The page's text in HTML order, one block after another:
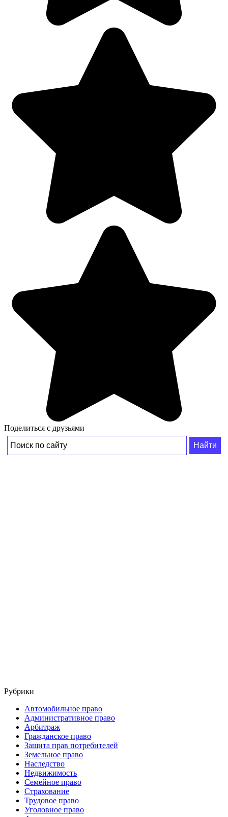
Поделиться с друзьями
Рубрики
Автомобильное право
Административное право
Арбитраж
Гражданское право
Защита прав потребителей
Земельное право
Наследство
Недвижимость
Семейное право
Страхование
Трудовое право
Уголовное право